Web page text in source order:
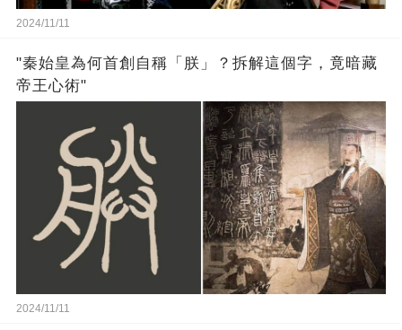
2024/11/11
"秦始皇為何首創自稱「朕」？拆解這個字，竟暗藏
帝王心術"
2024/11/11